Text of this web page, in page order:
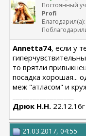
Постоянный
Profi
Annetta74, если у
то врятли
посадка хорошая...
меж "атласом" и
Дрюк Н.Н.
21.03.2017, 04:55